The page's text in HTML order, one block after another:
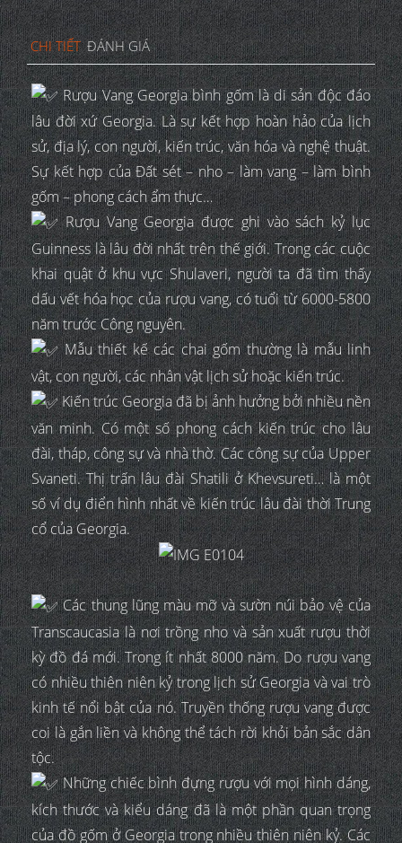
CHI TIẾT ĐÁNH GIÁ
Rượu Vang Georgia bình gốm là di sản độc đáo
lâu đời xứ Georgia. Là sự kết hợp hoàn hảo của lịch
sử, địa lý, con người, kiến trúc, văn hóa và nghệ thuật.
Sự kết hợp của Đất sét – nho – làm vang – làm bình
gốm – phong cách ẩm thực…
Rượu Vang Georgia được ghi vào sách kỷ lục
Guinness là lâu đời nhất trên thế giới. Trong các cuộc
khai quật ở khu vực Shulaveri, người ta đã tìm thấy
dấu vết hóa học của rượu vang, có tuổi từ 6000-5800
năm trước Công nguyên.
Mẫu thiết kế các chai gốm thường là mẫu linh
vật, con người, các nhân vật lịch sử hoặc kiến trúc.
Kiến trúc Georgia đã bị ảnh hưởng bởi nhiều nền
văn minh. Có một số phong cách kiến trúc cho lâu
đài, tháp, công sự và nhà thờ. Các công sự của Upper
Svaneti. Thị trấn lâu đài Shatili ở Khevsureti… là một
số ví dụ điển hình nhất về kiến trúc lâu đài thời Trung
cổ của Georgia.
Các thung lũng màu mỡ và sườn núi bảo vệ của
Transcaucasia là nơi trồng nho và sản xuất rượu thời
kỳ đồ đá mới. Trong ít nhất 8000 năm. Do rượu vang
có nhiều thiên niên kỷ trong lịch sử Georgia và vai trò
kinh tế nổi bật của nó. Truyền thống rượu vang được
coi là gắn liền và không thể tách rời khỏi bản sắc dân
tộc.
Những chiếc bình đựng rượu với mọi hình dáng,
kích thước và kiểu dáng đã là một phần quan trọng
của đồ gốm ở Georgia trong nhiều thiên niên kỷ. Các